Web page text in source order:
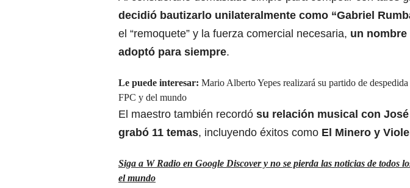
decidió bautizarlo unilateralmente como “Gabriel
el “remoquete” y la fuerza comercial necesaria, un nombre
adoptó para siempre.​
Le puede interesar: Mario Alberto Yepes realizará su partido de
FPC y del mundo
El maestro también recordó su relación musical con
grabó 11 temas, incluyendo éxitos como El Minero y
Siga a W Radio en Google Discover y no se pierda las noticias de todos
el mundo